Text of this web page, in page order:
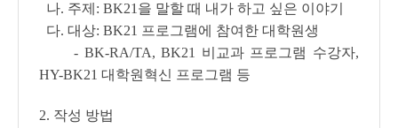
나. 주제: BK21을 말할 때 내가 하고 싶은 이야기
다. 대상: BK21 프로그램에 참여한 대학원생
- BK-RA/TA, BK21 비교과 프로그램 수강자,
HY-BK21 대학원혁신 프로그램 등
2. 작성 방법